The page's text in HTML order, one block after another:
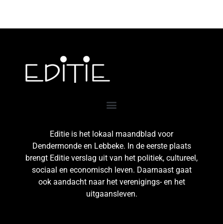
Editie is het lokaal maandblad voor
Dendermonde en Lebbeke. In de eerste plaats
brengt Editie verslag uit van het politiek, cultureel,
sociaal en economisch leven. Daarnaast gaat
ook aandacht naar het verenigings- en het
uitgaansleven.